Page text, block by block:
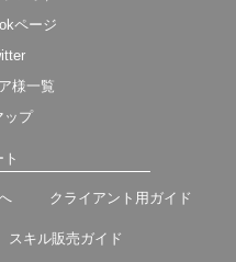
ページ
様一覧
ップ
クライアント用ガイド
スキル販売ガイド